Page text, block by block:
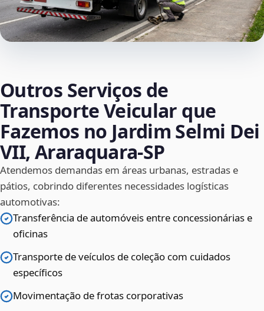
Outros Serviços de
Transporte Veicular que
Fazemos no Jardim Selmi Dei
VII, Araraquara‑SP
Atendemos demandas em áreas urbanas, estradas e
pátios, cobrindo diferentes necessidades logísticas
automotivas:
Transferência de automóveis entre concessionárias e
oficinas
Transporte de veículos de coleção com cuidados
específicos
Movimentação de frotas corporativas